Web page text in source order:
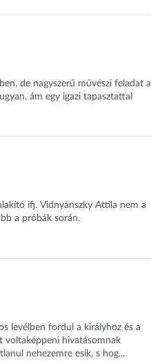
de nagyszerű művészi feladat a
ám egy igazi tapasztattal
ifj. Vidnyánszky Attila nem a
a próbák során.
levélben fordul a királyhoz és a
voltaképpeni hivatásomnak
nehezemre esik, s hog...